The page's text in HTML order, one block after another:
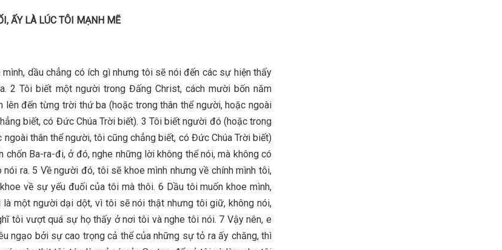
ẤY LÀ LÚC TÔI MẠNH MẼ
mình, dầu chẳng có ích gì nhưng tôi sẽ nói đến các sự hiện thấy
2 Tôi biết một người trong Đấng Christ, cách mười bốn năm
đến từng trời thứ ba (hoặc trong thân thể người, hoặc ngoài
biết, có Đức Chúa Trời biết). 3 Tôi biết người đó (hoặc trong
ngoài thân thể người, tôi cũng chẳng biết, có Đức Chúa Trời biết)
Ba-ra-đi, ở đó, nghe những lời không thể nói, mà không có
ra. 5 Về người đó, tôi sẽ khoe mình nhưng về chính mình tôi,
về sự yếu đuối của tôi mà thôi. 6 Dầu tôi muốn khoe mình,
là một người dại dột, vì tôi sẽ nói thật nhưng tôi giữ, không nói,
tôi vượt quá sự họ thấy ở nơi tôi và nghe tôi nói. 7 Vậy nên, e
ngạo bởi sự cao trọng cả thể của những sự tỏ ra ấy chăng, thì